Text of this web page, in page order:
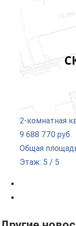
2-комнатная
9 688 770 руб.
Общая
Этаж: 5 / 5